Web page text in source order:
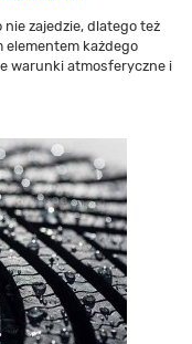
zajedzie, dlatego też
elementem każdego
warunki atmosferyczne i